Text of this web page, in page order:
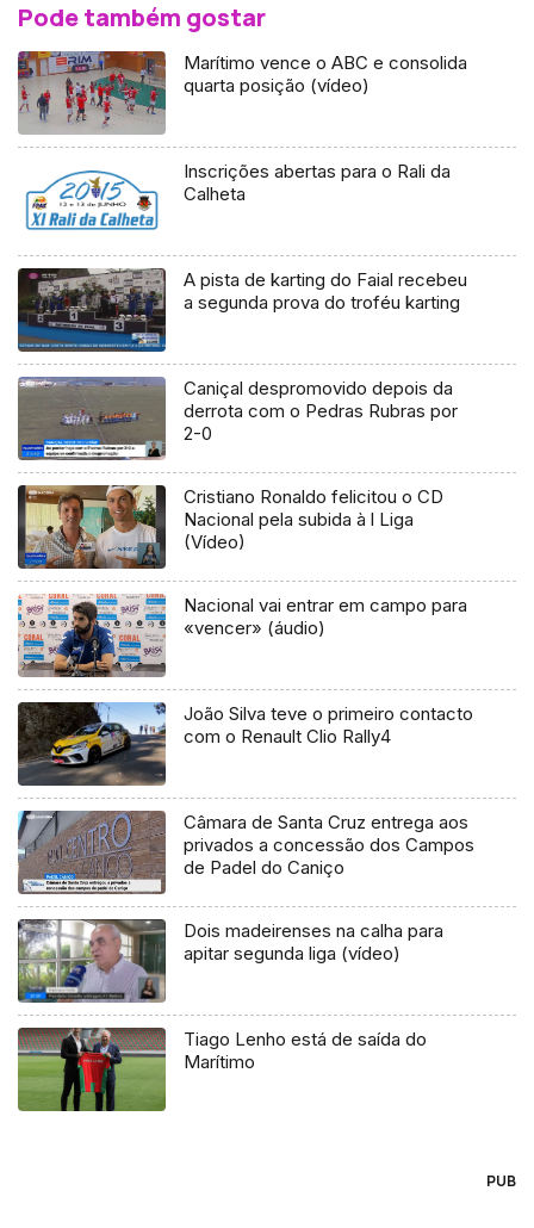
Pode também gostar
Marítimo vence o ABC e consolida
quarta posição (vídeo)
Inscrições abertas para o Rali da
Calheta
A pista de karting do Faial recebeu
a segunda prova do troféu karting
Caniçal despromovido depois da
derrota com o Pedras Rubras por
2-0
Cristiano Ronaldo felicitou o CD
Nacional pela subida à l Liga
(Vídeo)
Nacional vai entrar em campo para
«vencer» (áudio)
João Silva teve o primeiro contacto
com o Renault Clio Rally4
Câmara de Santa Cruz entrega aos
privados a concessão dos Campos
de Padel do Caniço
Dois madeirenses na calha para
apitar segunda liga (vídeo)
Tiago Lenho está de saída do
Marítimo
PUB